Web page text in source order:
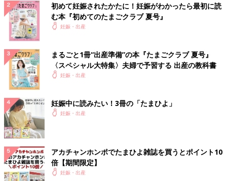
監修／笹森幸文先生取材・文／栗本和佳子、たまごクラブ編集
部
産と切迫早産に見舞われ…「危険と隣り
合わせの毎日になぜ自分ばかりと思った
ことも」【たまひよ独占インタビュー・
昨年10月に第1子の出産を発表したきゃりーぱ
みゅぱみゅさん。今回は臨月間際に行われた前
したきゃりーさん。「常にヒヤヒヤと隣り合わ
せで、キラキラしたマタニティライフとはまっ
妊娠中期は、急激に子宮が大きくなる時期なので、ときどき、お
なかに張りを感じるママも多いでしょう。心配のない張りも多い
のですが、少しでも不安なときは産院に相談をしましょう。
参考／『中期のたまごクラブ』2025年春号「赤ちゃんの命を守
るために知っておきたい妊娠中期
こと」
初めて妊娠されたかたに！妊娠がわかったら最初に読
む本『初めてのたまごクラブ 夏号』
妊娠・出産
まるごと1冊“出産準備”の本『たまごクラブ 夏号』
〈スペシャル大特集〉夫婦で予習する 出産の教科書
妊娠・出産
妊娠中に読みたい！3冊の「たまひよ」
妊娠・出産
アカチャンホンポでたまひよ雑誌を買うとポイント10
倍【期間限定】
妊娠・出産